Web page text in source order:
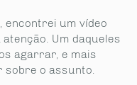
encontrei um vídeo
Um daqueles
agarrar, e mais
sobre o assunto.